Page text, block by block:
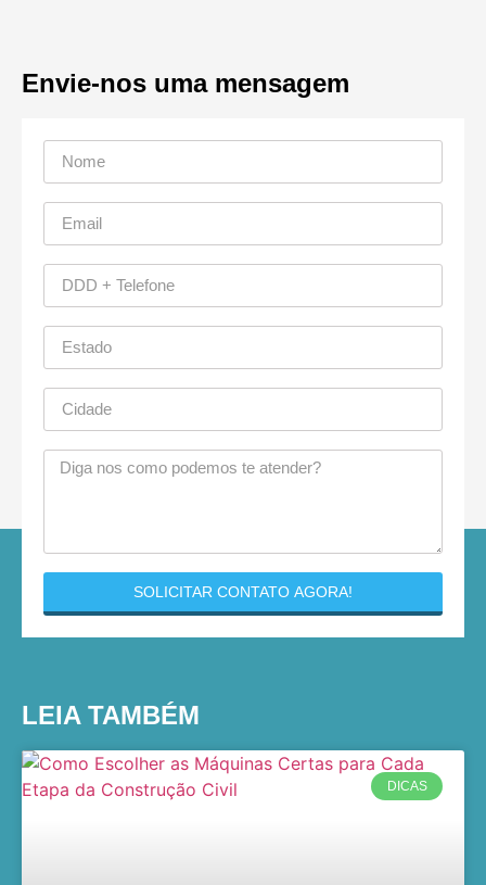
Envie-nos uma mensagem
SOLICITAR CONTATO AGORA!
LEIA TAMBÉM
DICAS